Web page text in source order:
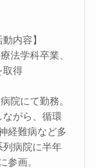
内容】
法学科卒業、
取得
院にて勤務。
がら、循環
経難病など多
列病院に半年
参画。